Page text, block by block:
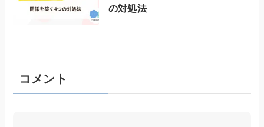
の対処法
コメント